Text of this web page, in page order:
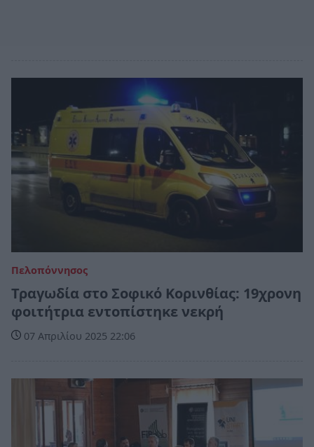
Πελοπόννησος
Τραγωδία στο Σοφικό Κορινθίας: 19χρονη
φοιτήτρια εντοπίστηκε νεκρή
07 Απριλίου 2025 22:06